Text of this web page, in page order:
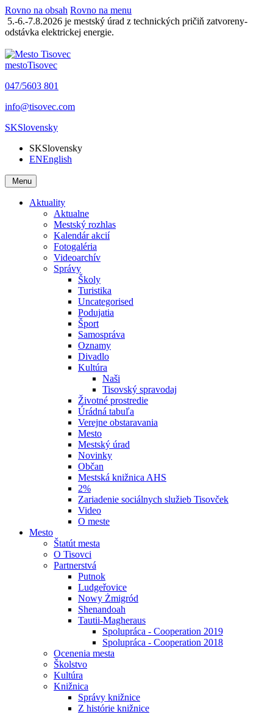
Rovno na obsah Rovno na menu
5.-6.-7.8.2026 je mestský úrad z technických pričiň zatvoreny-
odstávka elektrickej energie.
mestoTisovec
047/5603 801
info@tisovec.com
SKSlovensky
SKSlovensky
ENEnglish
Menu
Aktuality
Aktualne
Mestský rozhlas
Kalendár akcií
Fotogaléria
Videoarchív
Správy
Školy
Turistika
Uncategorised
Podujatia
Šport
Samospráva
Oznamy
Divadlo
Kultúra
Naši
Tisovský spravodaj
Životné prostredie
Úrádná tabuľa
Verejne obstaravania
Mesto
Mestský úrad
Novinky
Občan
Mestská knižnica AHS
2%
Zariadenie sociálnych služieb Tisovček
Video
O meste
Mesto
Štatút mesta
O Tisovci
Partnerstvá
Putnok
Ludgeřovice
Nowy Żmigród
Shenandoah
Tautii-Magheraus
Spolupráca - Cooperation 2019
Spolupráca - Cooperation 2018
Ocenenia mesta
Školstvo
Kultúra
Knižnica
Správy knižnice
Z histórie knižnice